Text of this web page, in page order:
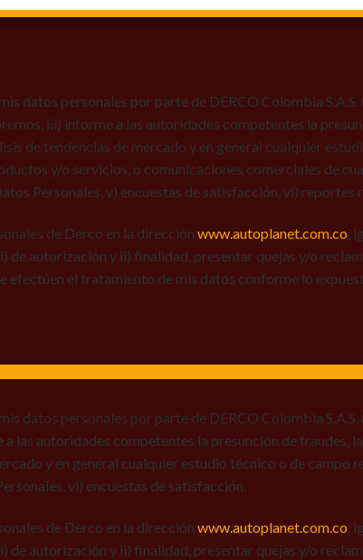
datos personales por parte de DERCO Colombia
iii) informe a las autoridades competentes la
de tendencias de mercado y en general cualquier
y/o servicios, o comunicaciones comerciales de
Personales, v) encuestas de satisfacción, vi) reportes
de Derco en la dirección www.autoplanet.com.co ,
autorización y ii) finalidad, presentar quejas y/o
efectúen el tratamiento de mis datos conforme lo
datos personales por parte de DERCO Colombia
las autoridades competentes la presunción de
y en general cualquier estudio técnico o de
vi) encuestas de satisfacción.
de Derco en la dirección www.autoplanet.com.co ,
autorización y ii) finalidad, presentar quejas y/o